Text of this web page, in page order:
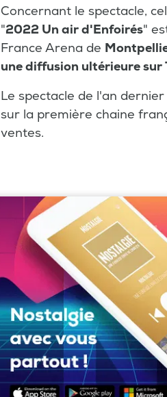
Concernant le spectacle,
"2022 Un air d'Enfoirés"
France Arena de
une diffusion ultérieure sur
Le spectacle de l'an
sur la première chaine
ventes.